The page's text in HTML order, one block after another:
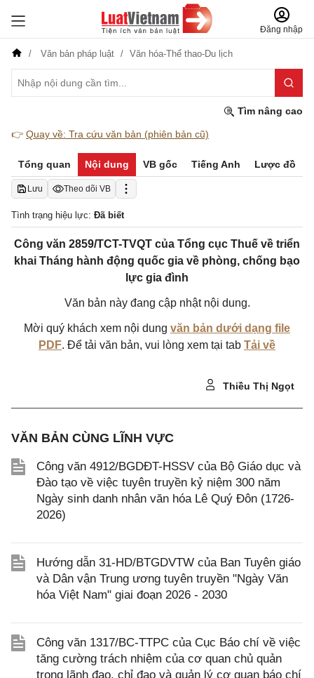
Đăng nhập
Văn bản pháp luật Văn hóa-Thể thao-Du lịch
Tìm nâng cao
👉 Quay về: Tra cứu văn bản (phiên bản cũ)
Tổng quan Nội dung VB gốc Tiếng Anh Lược đồ
Lưu Theo dõi VB
Tình trạng hiệu lực: Đã biết
Công văn 2859/TCT-TVQT của Tổng cục Thuế về triển
khai Tháng hành động quốc gia về phòng, chống bạo
lực gia đình
Văn bản này đang cập nhật nội dung.
Mời quý khách xem nội dung văn bản dưới dạng file
PDF. Để tải văn bản, vui lòng xem tại tab Tải về
Thiều Thị Ngọt
VĂN BẢN CÙNG LĨNH VỰC
Công văn 4912/BGDĐT-HSSV của Bộ Giáo dục và
Đào tạo về việc tuyên truyền kỷ niệm 300 năm
Ngày sinh danh nhân văn hóa Lê Quý Đôn (1726-
2026)
Hướng dẫn 31-HD/BTGDVTW của Ban Tuyên giáo
và Dân vận Trung ương tuyên truyền "Ngày Văn
hóa Việt Nam" giai đoạn 2026 - 2030
Công văn 1317/BC-TTPC của Cục Báo chí về việc
tăng cường trách nhiệm của cơ quan chủ quản
trong lãnh đạo, chỉ đạo và quản lý cơ quan báo chí